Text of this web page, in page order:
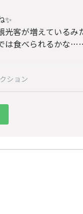
✨
光客が増えているみ
は食べられるかな
ション